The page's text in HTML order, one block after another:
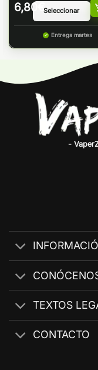
6,80 €
Entrega martes
-
TEXTOS
CONTACTO